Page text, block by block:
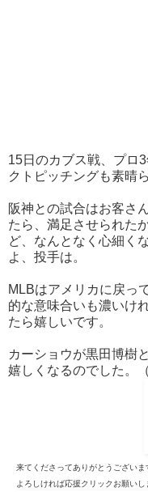
15日のカブス戦、プロ
クトピッチングも素晴
阪神との試合はお客さ
たら、満足させられた
ど、なんとなく心細く
よ、投手は。
MLBはアメリカに戻っ
的な意味合いも濃いけ
たら嬉しいです。
カーショウが黒田博樹
嬉しくなるのでした。
来てくださってありがとうございま
よろしければ応援クリックお願いし